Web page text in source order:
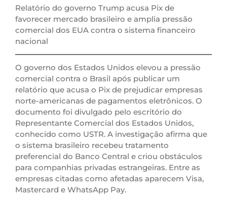
Relatório do governo Trump acusa Pix de
favorecer mercado brasileiro e amplia pressão
comercial dos EUA contra o sistema financeiro
nacional
O governo dos Estados Unidos elevou a pressão
comercial contra o Brasil após publicar um
relatório que acusa o Pix de prejudicar empresas
norte-americanas de pagamentos eletrônicos. O
documento foi divulgado pelo escritório do
Representante Comercial dos Estados Unidos,
conhecido como USTR. A investigação afirma que
o sistema brasileiro recebeu tratamento
preferencial do Banco Central e criou obstáculos
para companhias privadas estrangeiras. Entre as
empresas citadas como afetadas aparecem Visa,
Mastercard e WhatsApp Pay.